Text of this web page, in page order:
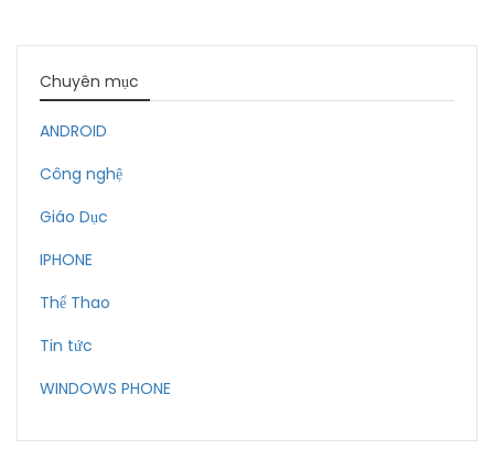
Chuyên mục
ANDROID
Công nghệ
Giáo Dục
IPHONE
Thể Thao
Tin tức
WINDOWS PHONE